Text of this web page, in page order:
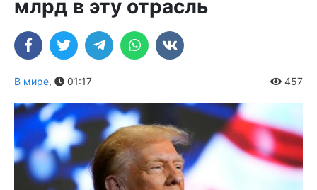
млрд в эту отрасль
В мире, 01:17 457